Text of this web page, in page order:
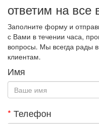
ответим на
Заполните форму и
с Вами в течении часа,
вопросы. Мы всегда рады
клиентам.
Имя
* Телефон